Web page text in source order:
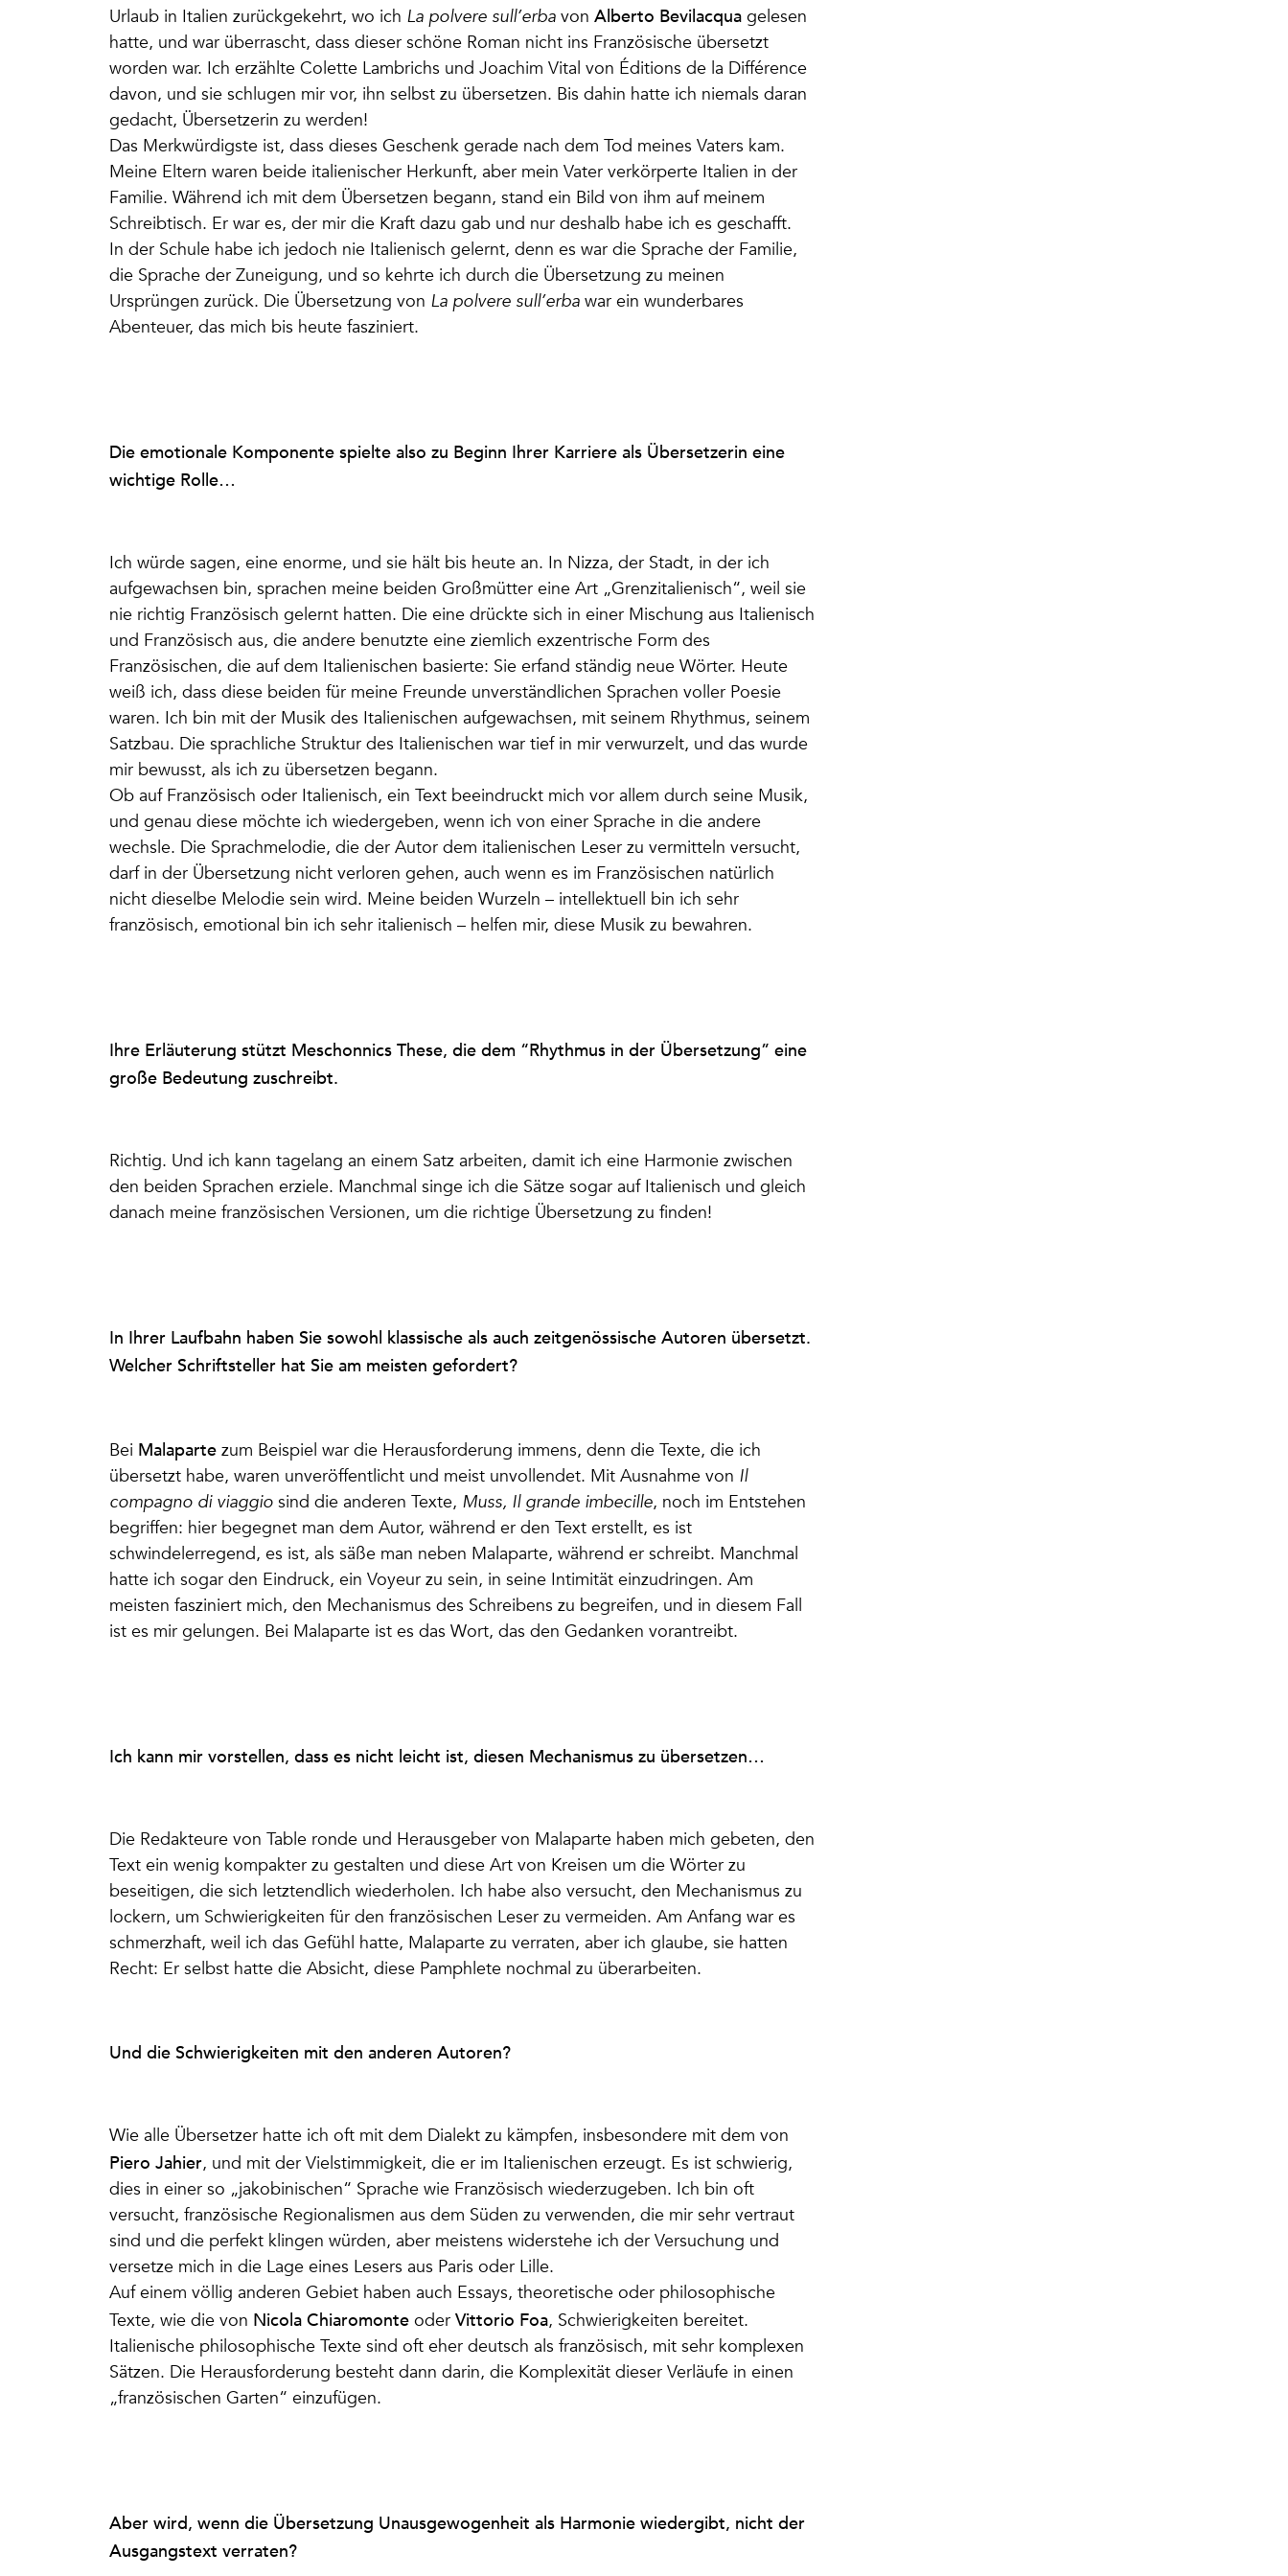
Urlaub in Italien zurückgekehrt, wo ich La polvere sull’erba von Alberto Bevilacqua gelesen
hatte, und war überrascht, dass dieser schöne Roman nicht ins Französische übersetzt
worden war. Ich erzählte Colette Lambrichs und Joachim Vital von Éditions de la Différence
davon, und sie schlugen mir vor, ihn selbst zu übersetzen. Bis dahin hatte ich niemals daran
gedacht, Übersetzerin zu werden!
Das Merkwürdigste ist, dass dieses Geschenk gerade nach dem Tod meines Vaters kam.
Meine Eltern waren beide italienischer Herkunft, aber mein Vater verkörperte Italien in der
Familie. Während ich mit dem Übersetzen begann, stand ein Bild von ihm auf meinem
Schreibtisch. Er war es, der mir die Kraft dazu gab und nur deshalb habe ich es geschafft.
In der Schule habe ich jedoch nie Italienisch gelernt, denn es war die Sprache der Familie,
die Sprache der Zuneigung, und so kehrte ich durch die Übersetzung zu meinen
Ursprüngen zurück. Die Übersetzung von La polvere sull’erba war ein wunderbares
Abenteuer, das mich bis heute fasziniert.
Die emotionale Komponente spielte also zu Beginn Ihrer Karriere als Übersetzerin eine
wichtige Rolle…
Ich würde sagen, eine enorme, und sie hält bis heute an. In Nizza, der Stadt, in der ich
aufgewachsen bin, sprachen meine beiden Großmütter eine Art „Grenzitalienisch“, weil sie
nie richtig Französisch gelernt hatten. Die eine drückte sich in einer Mischung aus Italienisch
und Französisch aus, die andere benutzte eine ziemlich exzentrische Form des
Französischen, die auf dem Italienischen basierte: Sie erfand ständig neue Wörter. Heute
weiß ich, dass diese beiden für meine Freunde unverständlichen Sprachen voller Poesie
waren. Ich bin mit der Musik des Italienischen aufgewachsen, mit seinem Rhythmus, seinem
Satzbau. Die sprachliche Struktur des Italienischen war tief in mir verwurzelt, und das wurde
mir bewusst, als ich zu übersetzen begann.
Ob auf Französisch oder Italienisch, ein Text beeindruckt mich vor allem durch seine Musik,
und genau diese möchte ich wiedergeben, wenn ich von einer Sprache in die andere
wechsle. Die Sprachmelodie, die der Autor dem italienischen Leser zu vermitteln versucht,
darf in der Übersetzung nicht verloren gehen, auch wenn es im Französischen natürlich
nicht dieselbe Melodie sein wird. Meine beiden Wurzeln – intellektuell bin ich sehr
französisch, emotional bin ich sehr italienisch – helfen mir, diese Musik zu bewahren.
Ihre Erläuterung stützt Meschonnics These, die dem “Rhythmus in der Übersetzung” eine
große Bedeutung zuschreibt.
Richtig. Und ich kann tagelang an einem Satz arbeiten, damit ich eine Harmonie zwischen
den beiden Sprachen erziele. Manchmal singe ich die Sätze sogar auf Italienisch und gleich
danach meine französischen Versionen, um die richtige Übersetzung zu finden!
In Ihrer Laufbahn haben Sie sowohl klassische als auch zeitgenössische Autoren übersetzt.
Welcher Schriftsteller hat Sie am meisten gefordert?
Bei Malaparte zum Beispiel war die Herausforderung immens, denn die Texte, die ich
übersetzt habe, waren unveröffentlicht und meist unvollendet. Mit Ausnahme von Il
compagno di viaggio sind die anderen Texte, Muss, Il grande imbecille, noch im Entstehen
begriffen: hier begegnet man dem Autor, während er den Text erstellt, es ist
schwindelerregend, es ist, als säße man neben Malaparte, während er schreibt. Manchmal
hatte ich sogar den Eindruck, ein Voyeur zu sein, in seine Intimität einzudringen. Am
meisten fasziniert mich, den Mechanismus des Schreibens zu begreifen, und in diesem Fall
ist es mir gelungen. Bei Malaparte ist es das Wort, das den Gedanken vorantreibt.
Ich kann mir vorstellen, dass es nicht leicht ist, diesen Mechanismus zu übersetzen…
Die Redakteure von Table ronde und Herausgeber von Malaparte haben mich gebeten, den
Text ein wenig kompakter zu gestalten und diese Art von Kreisen um die Wörter zu
beseitigen, die sich letztendlich wiederholen. Ich habe also versucht, den Mechanismus zu
lockern, um Schwierigkeiten für den französischen Leser zu vermeiden. Am Anfang war es
schmerzhaft, weil ich das Gefühl hatte, Malaparte zu verraten, aber ich glaube, sie hatten
Recht: Er selbst hatte die Absicht, diese Pamphlete nochmal zu überarbeiten.
Und die Schwierigkeiten mit den anderen Autoren?
Wie alle Übersetzer hatte ich oft mit dem Dialekt zu kämpfen, insbesondere mit dem von
Piero Jahier, und mit der Vielstimmigkeit, die er im Italienischen erzeugt. Es ist schwierig,
dies in einer so „jakobinischen“ Sprache wie Französisch wiederzugeben. Ich bin oft
versucht, französische Regionalismen aus dem Süden zu verwenden, die mir sehr vertraut
sind und die perfekt klingen würden, aber meistens widerstehe ich der Versuchung und
versetze mich in die Lage eines Lesers aus Paris oder Lille.
Auf einem völlig anderen Gebiet haben auch Essays, theoretische oder philosophische
Texte, wie die von Nicola Chiaromonte oder Vittorio Foa, Schwierigkeiten bereitet.
Italienische philosophische Texte sind oft eher deutsch als französisch, mit sehr komplexen
Sätzen. Die Herausforderung besteht dann darin, die Komplexität dieser Verläufe in einen
„französischen Garten“ einzufügen.
Aber wird, wenn die Übersetzung Unausgewogenheit als Harmonie wiedergibt, nicht der
Ausgangstext verraten?